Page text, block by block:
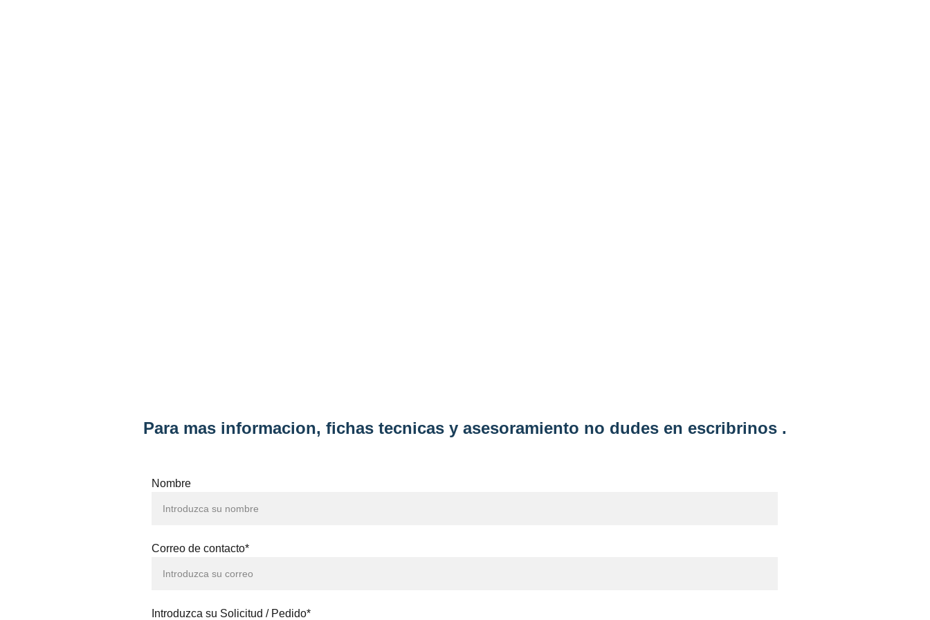
Para mas informacion, fichas tecnicas y asesoramiento no dudes en escribrinos .
Nombre
Correo de contacto*
Introduzca su Solicitud / Pedido*